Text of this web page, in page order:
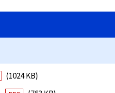
(1024 KB)